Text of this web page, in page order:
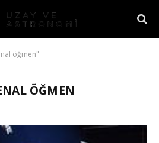
öğmen"
ÖĞMEN